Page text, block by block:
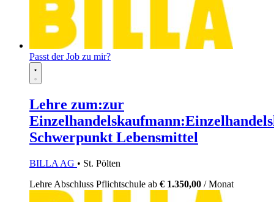
Passt der Job zu mir?
Lehre zum:zur
Schwerpunkt Lebensmittel
BILLA AG • St. Pölten
Lehre Abschluss Pflichtschule ab € 1.350,00 / Monat